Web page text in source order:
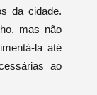
da cidade.
mas não
la até
ao